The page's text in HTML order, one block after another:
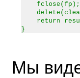
fclose(fp);
return
}
Мы